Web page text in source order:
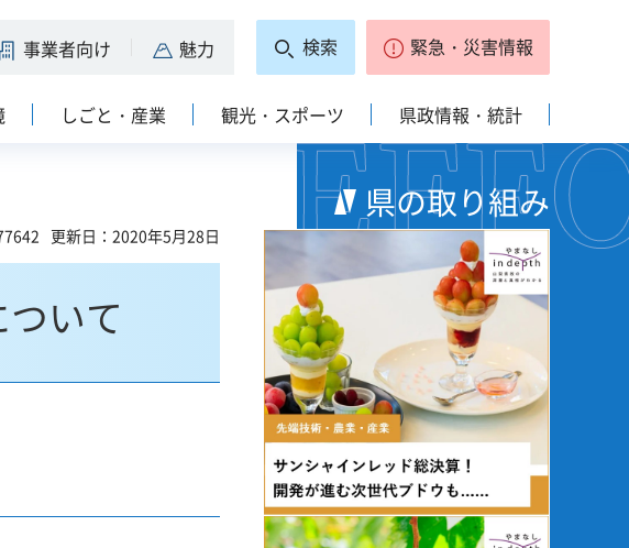
事業者向け 魅力 検索 緊急・災害情報
しごと・産業 観光・スポーツ 県政情報・統計
更新日：2020年5月28日
いて
県の取り組み